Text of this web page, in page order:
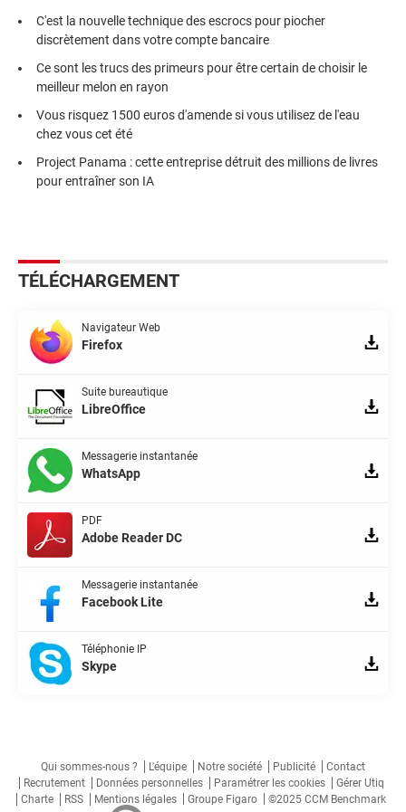
C'est la nouvelle technique des escrocs pour piocher
discrètement dans votre compte bancaire
Ce sont les trucs des primeurs pour être certain de choisir le
meilleur melon en rayon
Vous risquez 1500 euros d'amende si vous utilisez de l'eau
chez vous cet été
Project Panama : cette entreprise détruit des millions de livres
pour entraîner son IA
TÉLÉCHARGEMENT
Navigateur Web
Firefox
Suite bureautique
LibreOffice
Messagerie instantanée
WhatsApp
PDF
Adobe Reader DC
Messagerie instantanée
Facebook Lite
Téléphonie IP
Skype
Qui sommes-nous ? L'équipe Notre société Publicité
Contact
Recrutement
Données personnelles Paramétrer les cookies
Gérer Utiq
Charte
RSS Mentions légales Groupe Figaro ©2025 CCM Benchmark